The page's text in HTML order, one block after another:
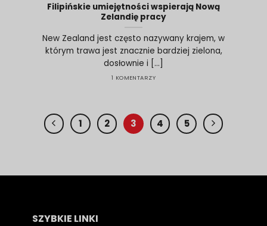
Filipińskie umiejętności wspierają Nową
Zelandię pracy
New Zealand jest często nazywany krajem, w
którym trawa jest znacznie bardziej zielona,
dosłownie i [...]
1 KOMENTARZY
1 2 3 4 5
SZYBKIE LINKI